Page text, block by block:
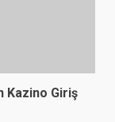
Kazino Giriş